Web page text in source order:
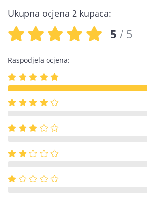
Ukupna ocjena 2 kupaca:
5 / 5
Raspodjela ocjena: